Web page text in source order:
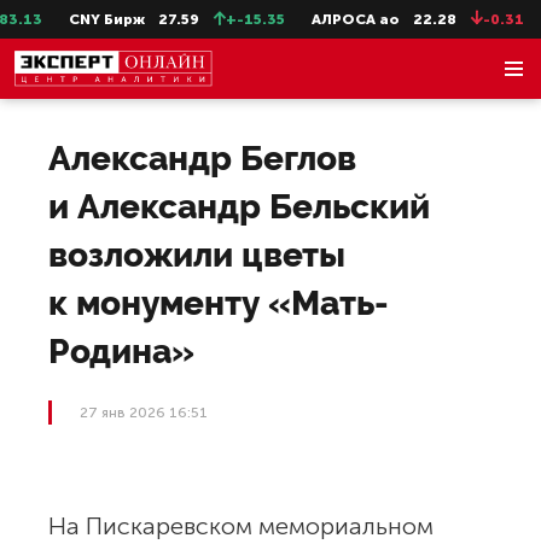
CNY Бирж 27.59 +-15.35 АЛРОСА ао 22.28 -0.31
Александр Беглов
и Александр Бельский
возложили цветы
к монументу «Мать-
Родина»
27 янв 2026 16:51
На Пискаревском мемориальном